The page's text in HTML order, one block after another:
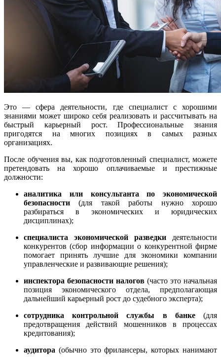
Это — сфера деятельности, где специалист с хорошими
знаниями может широко себя реализовать и рассчитывать на
быстрый карьерный рост. Профессиональные знания
пригодятся на многих позициях в самых разных
организациях.
После обучения вы, как подготовленный специалист, можете
претендовать на хорошо оплачиваемые и престижные
должности:
аналитика или консультанта по экономической
безопасности (для такой работы нужно хорошо
разбираться в экономических и юридических
дисциплинах);
специалиста экономической разведки деятельности
конкурентов (сбор информации о конкурентной фирме
помогает принять лучшие для экономики компании
управленческие и развивающие решения);
инспектора безопасности налогов (часто это начальная
позиция экономического отдела, предполагающая
дальнейший карьерный рост до судебного эксперта);
сотрудника контрольной службы в банке(для
предотвращения действий мошенников в процессах
кредитования);
аудитора (обычно это фрилансеры, которых нанимают